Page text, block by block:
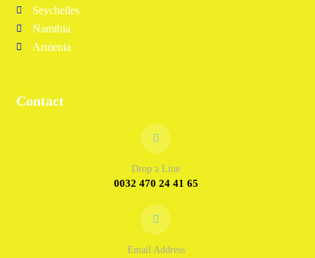
Seychelles
Namibia
Armenia
Contact
Drop a Line
0032 470 24 41 65
Email Address